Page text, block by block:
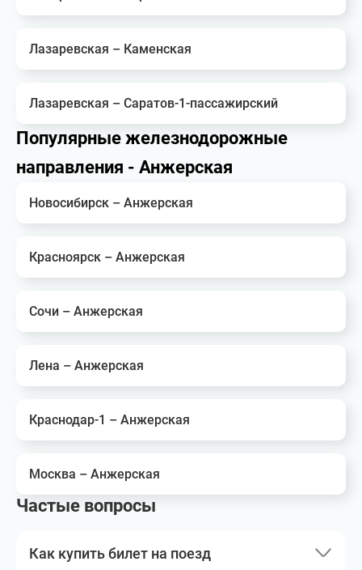
Лазаревская – Каменская
Лазаревская – Саратов-1-пассажирский
Популярные железнодорожные
направления - Анжерская
Новосибирск – Анжерская
Красноярск – Анжерская
Сочи – Анжерская
Лена – Анжерская
Краснодар-1 – Анжерская
Москва – Анжерская
Частые вопросы
Как купить билет на поезд